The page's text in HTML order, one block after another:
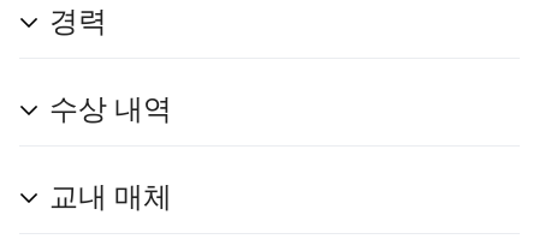
경력
수상 내역
교내 매체